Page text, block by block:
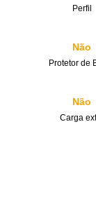
Perfil
Não
Protetor de
Não
Carga